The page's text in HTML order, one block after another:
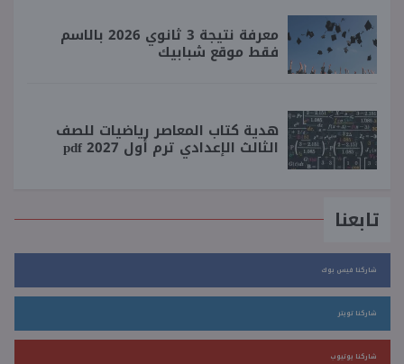
معرفة نتيجة 3 ثانوي 2026 بالاسم
فقط موقع شبابيك
هدية كتاب المعاصر رياضيات للصف
الثالث الإعدادي ترم أول 2027 pdf
تابعنا
شاركنا فيس بوك
شاركنا تويتر
شاركنا يوتيوب